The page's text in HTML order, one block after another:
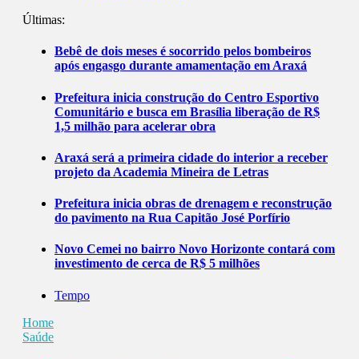
Últimas:
Bebê de dois meses é socorrido pelos bombeiros
após engasgo durante amamentação em Araxá
Prefeitura inicia construção do Centro Esportivo
Comunitário e busca em Brasília liberação de R$
1,5 milhão para acelerar obra
Araxá será a primeira cidade do interior a receber
projeto da Academia Mineira de Letras
Prefeitura inicia obras de drenagem e reconstrução
do pavimento na Rua Capitão José Porfírio
Novo Cemei no bairro Novo Horizonte contará com
investimento de cerca de R$ 5 milhões
Tempo
Home
Saúde